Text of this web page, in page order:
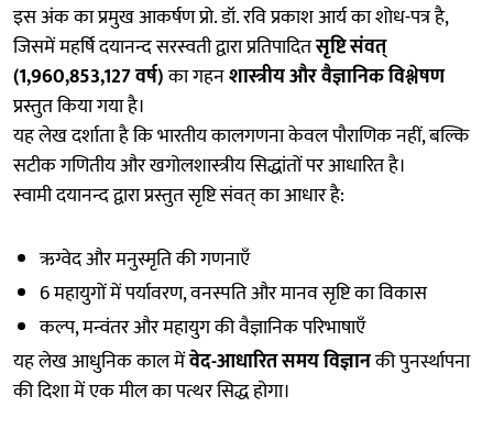
इस अंक का प्रमुख आकर्षण प्रो. डॉ. रवि प्रकाश आर्य का शोध-पत्र है,
जिसमें महर्षि दयानन्द सरस्वती द्वारा प्रतिपादितसृष्टि संवत्
(1,960,853,127 वर्ष)का गहनशास्त्रीय और वैज्ञानिक विश्लेषण
प्रस्तुत किया गया है।
यह लेख दर्शाता है कि भारतीय कालगणना केवल पौराणिक नहीं, बल्कि
सटीक गणितीय और खगोलशास्त्रीय सिद्धांतों पर आधारित है।
स्वामी दयानन्द द्वारा प्रस्तुत सृष्टि संवत् का आधार है:
ऋग्वेद और मनुस्मृति की गणनाएँ
6 महायुगों में पर्यावरण, वनस्पति और मानव सृष्टि का विकास
कल्प, मन्वंतर और महायुग की वैज्ञानिक परिभाषाएँ
यह लेख आधुनिक काल मेंवेद-आधारित समय विज्ञानकी पुनर्स्थापना
की दिशा में एक मील का पत्थर सिद्ध होगा।